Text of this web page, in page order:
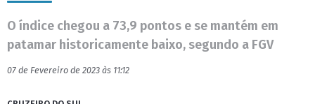
O índice chegou a 73,9 pontos e se mantém em
patamar historicamente baixo, segundo a FGV
07 de Fevereiro de 2023 às 11:12